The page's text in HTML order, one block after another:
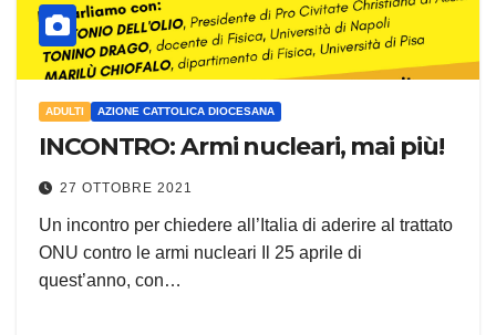
ADULTI AZIONE CATTOLICA DIOCESANA
INCONTRO: Armi nucleari, mai più!
27 OTTOBRE 2021
Un incontro per chiedere all’Italia di aderire al trattato
ONU contro le armi nucleari Il 25 aprile di
quest’anno, con…